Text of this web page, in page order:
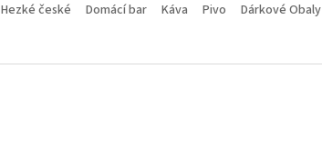
Hezké české Domácí bar Káva Pivo Dárkové Obaly